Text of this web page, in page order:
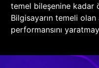
temel bileşenine kadar
Bilgisayarın temeli olan
performansını